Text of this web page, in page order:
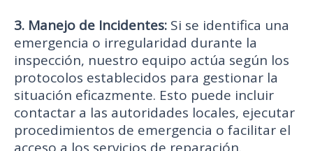
3. Manejo de Incidentes: Si se identifica una
emergencia o irregularidad durante la
inspección, nuestro equipo actúa según los
protocolos establecidos para gestionar la
situación eficazmente. Esto puede incluir
contactar a las autoridades locales, ejecutar
procedimientos de emergencia o facilitar el